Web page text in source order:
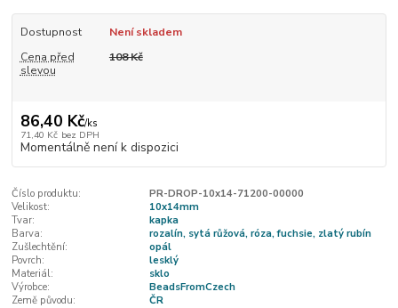
Dostupnost
Není skladem
Cena před
slevou
108 Kč
86,40 Kč/ks
71,40 Kč bez DPH
Momentálně není k dispozici
Číslo produktu:
PR-DROP-10x14-71200-00000
Velikost:
10x14mm
Tvar:
kapka
Barva:
rozalín, sytá růžová, róza, fuchsie, zlatý rubín
Zušlechtění:
opál
Povrch:
lesklý
Materiál:
sklo
Výrobce:
BeadsFromCzech
Země původu:
ČR